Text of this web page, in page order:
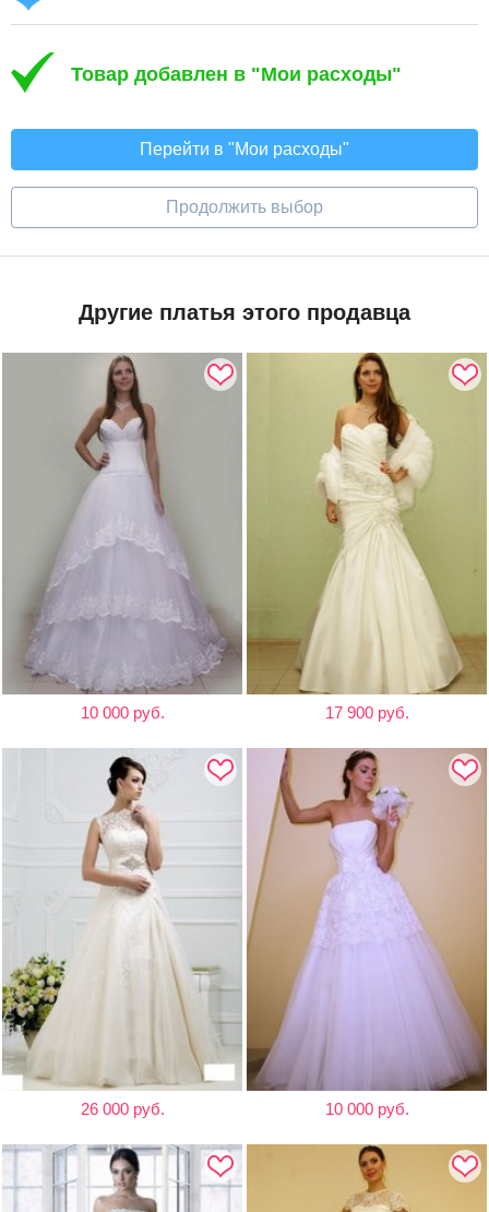
Товар добавлен в "Мои расходы"
Перейти в "Мои расходы"
Продолжить выбор
Другие платья этого продавца
10 000 руб. 17 900 руб.
26 000 руб. 10 000 руб.